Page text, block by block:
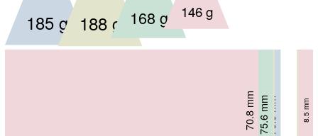
76.5 mm 8.55 mm
185 g
75.4 mm 9.4 mm
188 g
75.6 mm 7.9 mm
168 g
70.8 mm 8.5 mm
146 g